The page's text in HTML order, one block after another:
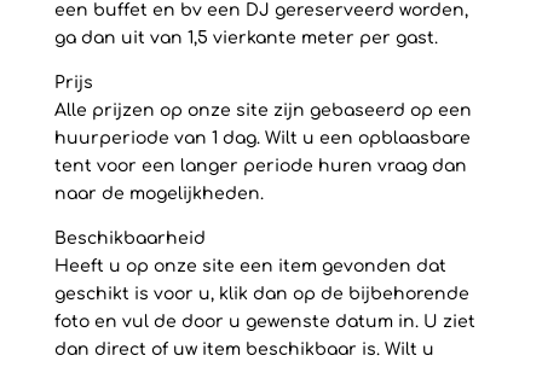
een buffet en bv een DJ gereserveerd worden,
ga dan uit van 1,5 vierkante meter per gast.
Prijs
Alle prijzen op onze site zijn gebaseerd op een
huurperiode van 1 dag. Wilt u een opblaasbare
tent voor een langer periode huren vraag dan
naar de mogelijkheden.
Beschikbaarheid
Heeft u op onze site een item gevonden dat
geschikt is voor u, klik dan op de bijbehorende
foto en vul de door u gewenste datum in. U ziet
dan direct of uw item beschikbaar is. Wilt u